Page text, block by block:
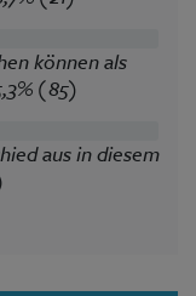
können als
(85)
aus in diesem